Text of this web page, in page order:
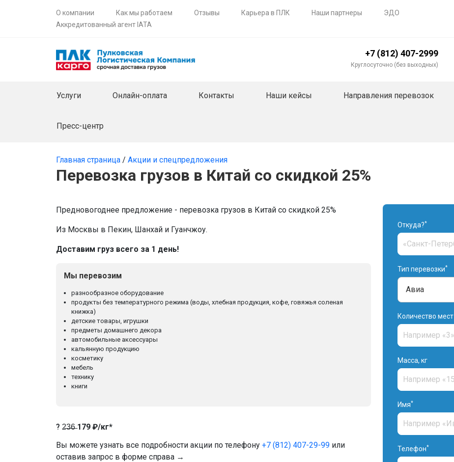
О компании Как мы работаем Отзывы Карьера в ПЛК Наши партнеры
ЭДО
Аккредитованный агент IATA
+7 (812) 407-2999
Круглосуточно (без выходных)
Услуги Онлайн-оплата Контакты Наши кейсы Направления перевозок
Пресс-центр
Главная страница / Акции и спецпредложения
Перевозка грузов в Китай со скидкой 25%
Предновогоднее предложение - перевозка грузов в Китай со скидкой 25%
Из Москвы в Пекин, Шанхай и Гуанчжоу.
Доставим груз всего за 1 день!
Мы перевозим
разнообразное оборудование
продукты без температурного режима (воды, хлебная продукция, кофе, говяжья соленая
книжка)
детские товары, игрушки
предметы домашнего декора
автомобильные аксессуары
кальянную продукцию
косметику
мебель
технику
книги
? 2̶3̶6̶179 ₽/кг*
Вы можете узнать все подробности акции по телефону +7 (812) 407-29-99 или
оставив запрос в форме справа →
Откуда?*
Тип перевозки*
Количество мест
Масса, кг
Имя*
Телефон*